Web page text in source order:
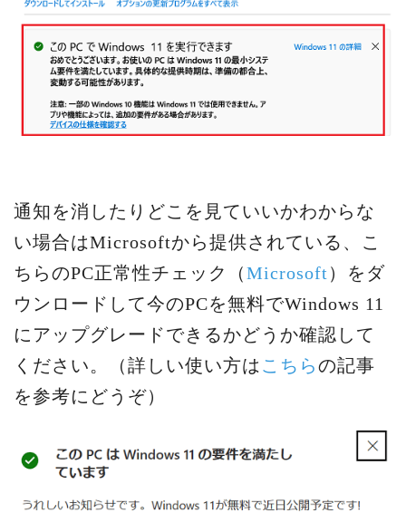
通知を消したりどこを見ていいかわからな
い場合はMicrosoftから提供されている、こ
ちらのPC正常性チェック（Microsoft ）をダ
ウンロードして今のPCを無料でWindows 11
にアップグレードできるかどうか確認して
ください。（詳しい使い方は こちらの記事
を参考にどうぞ）